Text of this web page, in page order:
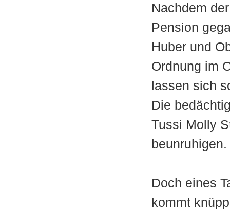
Nachdem
Pension
Huber und
Ordnung im
lassen sich
Die
Tussi Molly
beunruhigen.
Doch eines
kommt